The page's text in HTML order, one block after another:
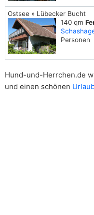
Ostsee » Lübecker Bucht
140 qm
Personen
Hund-und-Herrchen.de
und einen schönen